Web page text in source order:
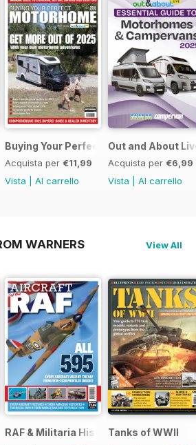
Guide to Motorhomes and
Buying Your Perfect Motorhome
Acquista per €11,99
Vista
Al carrello
Out and About
Acquista per €6,99
Vista
Al carrello
WARNERS
View All
RAF & Militaria HistoryTanks of WWII